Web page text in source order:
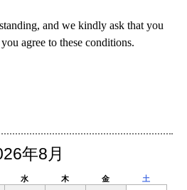
and we kindly ask that you
agree to these conditions.
年8月
水 木 金 土